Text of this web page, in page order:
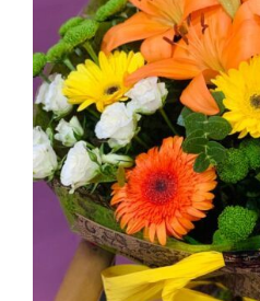
AÑADIR AL
DETALLES